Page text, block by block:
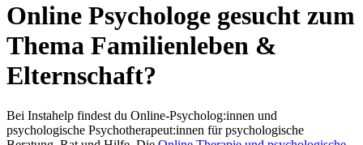
Online Psychologe gesucht zum
Thema Familienleben &
Elternschaft?
Bei Instahelp findest du Online-Psycholog:innen und
psychologische Psychotherapeut:innen für psychologische